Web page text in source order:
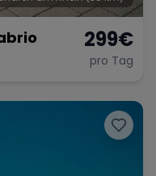
299€
pro Tag